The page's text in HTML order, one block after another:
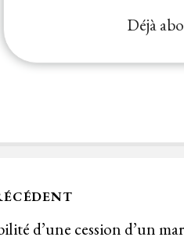
Déjà
d’une cession d’un